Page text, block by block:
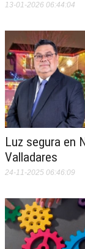
13-01-2026 06:44:04
Luz segura en
Valladares
24-11-2025 06:46:09